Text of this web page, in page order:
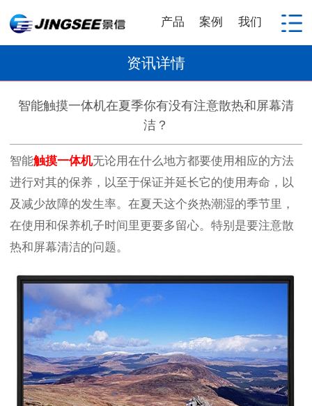
产品 案例 我们
资讯详情
智能触摸一体机在夏季你有没有注意散热和屏幕清
洁？
智能触摸一体机无论用在什么地方都要使用相应的方法
进行对其的保养，以至于保证并延长它的使用寿命，以
及减少故障的发生率。在夏天这个炎热潮湿的季节里，
在使用和保养机子时间里更要多留心。特别是要注意散
热和屏幕清洁的问题。